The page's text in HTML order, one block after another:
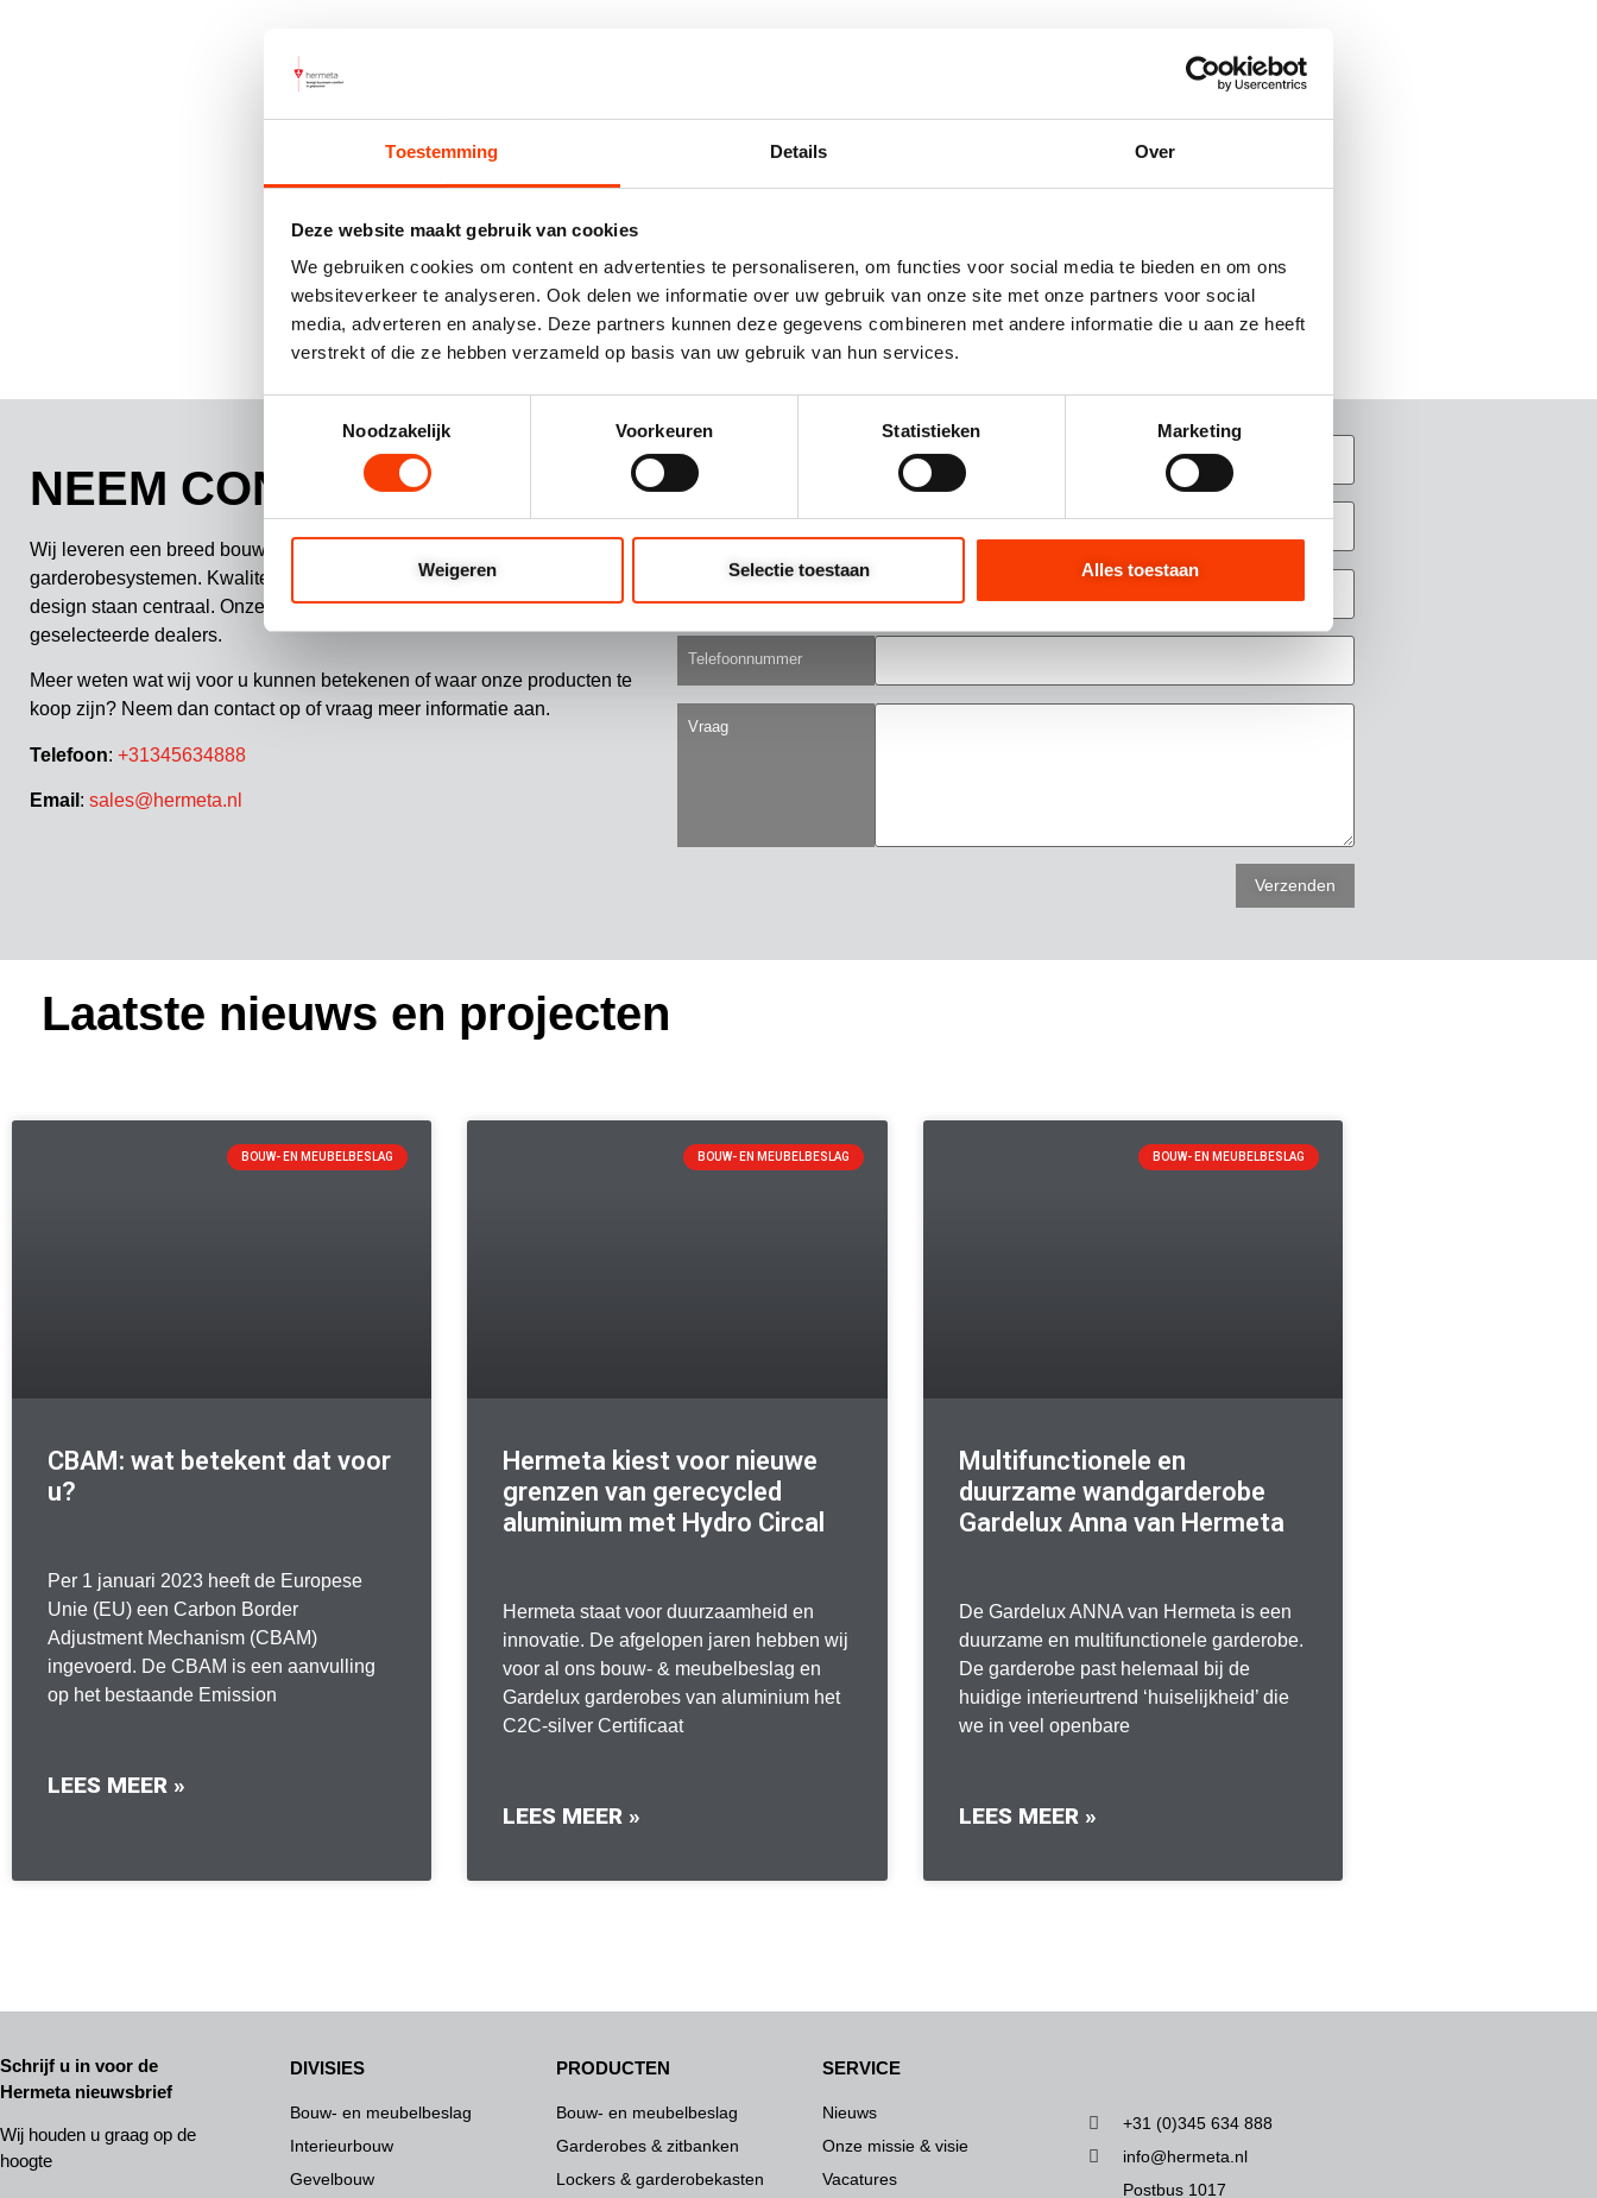
Toestemming Details Over
Deze website maakt gebruik van cookies
We gebruiken cookies om content en advertenties te personaliseren, om functies voor social media te bieden en om ons
websiteverkeer te analyseren. Ook delen we informatie over uw gebruik van onze site met onze partners voor social
media, adverteren en analyse. Deze partners kunnen deze gegevens combineren met andere informatie die u aan ze heeft
verstrekt of die ze hebben verzameld op basis van uw gebruik van hun services.
Noodzakelijk
Voorkeuren Statistieken Marketing
Weigeren Selectie toestaan Alles toestaan
Opties selecteren Opties selecteren Opties selecteren
NEEM CONTACT OP
Wij leveren een breed bouw- en meubelbeslag en Gardelux ®
garderobesystemen. Kwaliteit, comfort, duurzaamheid en functioneel
design staan centraal. Onze producten worden verkocht via
geselecteerde dealers.
Meer weten wat wij voor u kunnen betekenen of waar onze producten te
koop zijn? Neem dan contact op of vraag meer informatie aan.
Telefoon: +31345634888
Email : sales@hermeta.nl
Uw naam
Bedrijfsnaam
Telefoonnummer
Vraag
Laatste nieuws en projecten
BOUW- EN MEUBELBESLAG
CBAM: wat betekent dat voor
u?
Per 1 januari 2023 heeft de Europese
Unie (EU) een Carbon Border
Adjustment Mechanism (CBAM)
ingevoerd. De CBAM is een aanvulling
op het bestaande Emission
LEES MEER »
BOUW- EN MEUBELBESLAG
Hermeta kiest voor nieuwe
grenzen van gerecycled
aluminium met Hydro Circal
Hermeta staat voor duurzaamheid en
innovatie. De afgelopen jaren hebben wij
voor al ons bouw- & meubelbeslag en
Gardelux garderobes van aluminium het
C2C-silver Certificaat
LEES MEER »
BOUW- EN MEUBELBESLAG
Multifunctionele en
duurzame wandgarderobe
Gardelux Anna van Hermeta
De Gardelux ANNA van Hermeta is een
duurzame en multifunctionele garderobe.
De garderobe past helemaal bij de
huidige interieurtrend ‘huiselijkheid’ die
we in veel openbare
LEES MEER »
Schrijf u in voor de
Hermeta nieuwsbrief
Wij houden u graag op de
hoogte
DIVISIES
Bouw- en meubelbeslag
Interieurbouw
Gevelbouw
PRODUCTEN
Bouw- en meubelbeslag
Garderobes & zitbanken
Lockers & garderobekasten
SERVICE
Nieuws
Onze missie & visie
Vacatures
+31 (0)345 634 888
info@hermeta.nl
Postbus 1017